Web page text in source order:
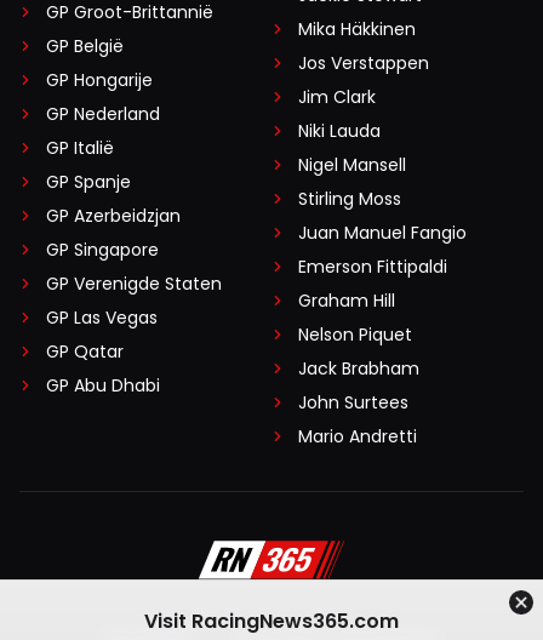
GP Groot-Brittannië
GP België
GP Hongarije
GP Nederland
GP Italië
GP Spanje
GP Azerbeidzjan
GP Singapore
GP Verenigde Staten
GP Las Vegas
GP Qatar
GP Abu Dhabi
Mika Häkkinen
Jos Verstappen
Jim Clark
Niki Lauda
Nigel Mansell
Stirling Moss
Juan Manuel Fangio
Emerson Fittipaldi
Graham Hill
Nelson Piquet
Jack Brabham
John Surtees
Mario Andretti
Visit RacingNews365.com